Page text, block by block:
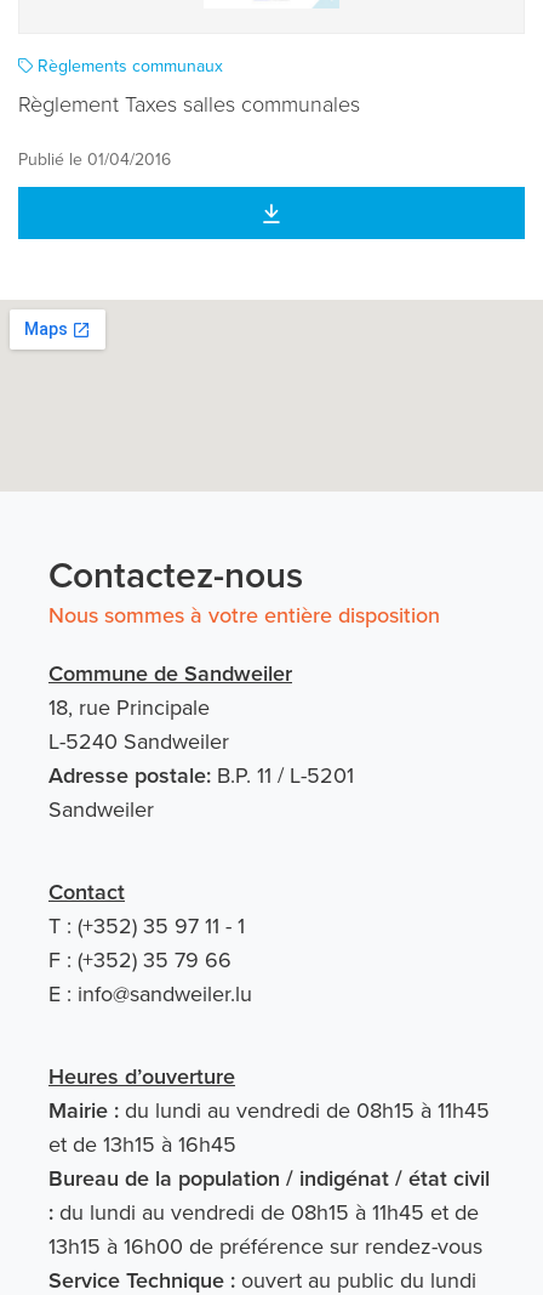
Règlements communaux
Règlement Taxes salles communales
Publié le 01/04/2016
Contactez-nous
Nous sommes à votre entière disposition
Commune de Sandweiler
18, rue Principale
L-5240 Sandweiler
Adresse postale: B.P. 11 / L-5201
Sandweiler
Contact
T : (+352) 35 97 11 - 1
F : (+352) 35 79 66
E : info@sandweiler.lu
Heures d’ouverture
Mairie :du lundi au vendredi de 08h15 à 11h45
et de 13h15 à 16h45
Bureau de la population / indigénat / état civil
:du lundi au vendredi de 08h15 à 11h45 et de
13h15 à 16h00 de préférence sur rendez-vous
Service Technique : ouvert au public du lundi